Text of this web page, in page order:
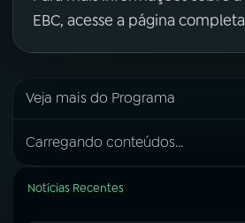
EBC, acesse a página completa
Veja mais do Programa
Carregando conteúdos...
Notícias Recentes